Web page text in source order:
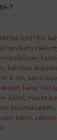
7
GASTRO
kansi
, kahvilan
8 cm, kansi
kansi 100
kansi, musta
kuumakuppiin,
kansi,